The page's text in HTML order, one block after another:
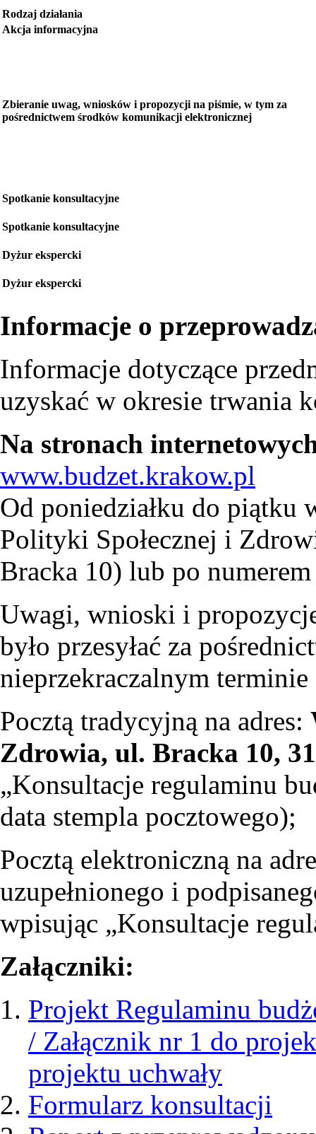
Rodzaj działania
Akcja informacyjna
Zbieranie uwag, wniosków i propozycji na piśmie, w tym za
pośrednictwem środków komunikacji elektronicznej
Spotkanie konsultacyjne
Spotkanie konsultacyjne
Dyżur ekspercki
Dyżur ekspercki
Informacje o
Informacje dotyczące
uzyskać w okresie trwania
Na stronach
www.budzet.krakow.pl
Od poniedziałku do piątku
Polityki Społecznej i
Bracka 10) lub po
Uwagi, wnioski i
było przesyłać za
nieprzekraczalnym terminie
Pocztą tradycyjną na adres:
Zdrowia, ul. Bracka 10,
„Konsultacje regulaminu
data stempla pocztowego);
Pocztą elektroniczną na
uzupełnionego i
wpisując „Konsultacje
Załączniki:
Projekt Regulaminu
/ Załącznik nr 1 do
projektu uchwały
Formularz konsultacji